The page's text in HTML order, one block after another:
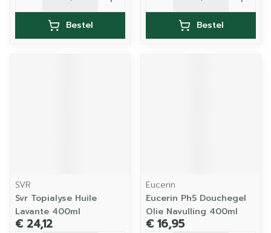
Bestel Bestel
SVR
Svr Topialyse Huile
Lavante 400ml
€ 24,12
Eucerin
Eucerin Ph5 Douchegel
Olie Navulling 400ml
€ 16,95